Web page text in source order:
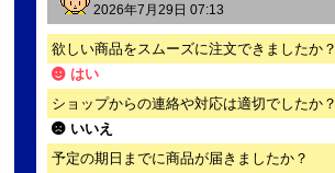
2026年7月29日 07:13
欲しい商品をスムーズに注文できましたか？
はい
ショップからの連絡や対応は適切でしたか？
いいえ
予定の期日までに商品が届きましたか？